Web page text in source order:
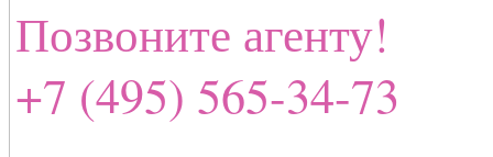
Позвоните агенту!
+7 (495) 565-34-73